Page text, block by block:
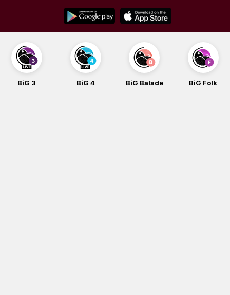
content
BiG 3 BiG 4 BiG Balade BiG Folk